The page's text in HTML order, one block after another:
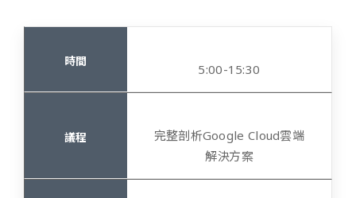
5:00-15:30
完整剖析Google Cloud雲端
解決方案